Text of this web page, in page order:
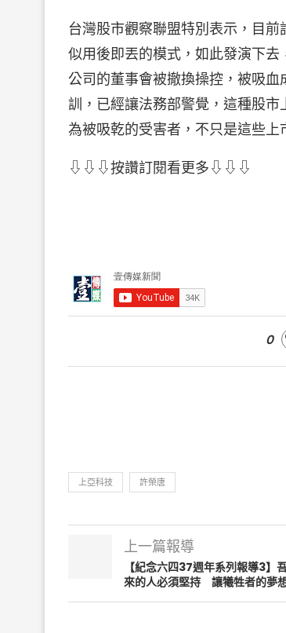
台灣股市觀察聯盟特別表示，目
似用後即丟的模式，如此發演下
公司的董事會被撤換操控，被吸
訓，已經讓法務部警覺，這種股
為被吸乾的受害者，不只是這些上
⇩⇩⇩按讚訂閱看更多⇩⇩⇩
0
上亞科技 許榮唐
上一篇報導
【紀念六四37週年系列報導3】
來的人必須堅持 讓犧牲者的夢